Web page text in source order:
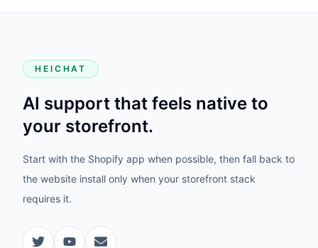
HEICHAT
AI support that feels native to
your storefront.
Start with the Shopify app when possible, then fall back to
the website install only when your storefront stack
requires it.